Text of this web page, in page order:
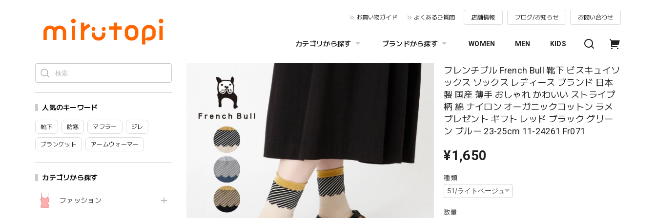
お買い物ガイド よくあるご質問 店舗情報 ブログ/お知らせ お問い合わせ
カテゴリから探す ブランドから探す WOMEN MEN KIDS
人気のキーワード
靴下 防寒 マフラー ジレ
ブランケット アームウォーマー
カテゴリから探す
ファッション
フレンチブル French Bull 靴下 ビスキュイソ
ックス ソックス レディース ブランド 日本
製 国産 薄手 おしゃれ かわいい ストライプ
柄 綿 ナイロン オーガニックコットン ラメ
プレゼント ギフト レッド ブラック グリー
ン ブルー 23-25cm 11-24261 Fr071
¥1,650
種類
数量